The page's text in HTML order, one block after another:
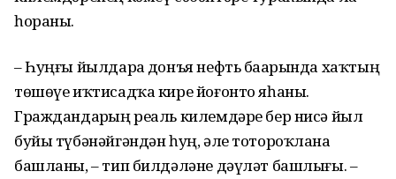
һораны.
– Һуңғы йылдарҙа донъя нефть баҙарында хаҡтың
төшөүе иҡтисадҡа кире йоғонто яһаны.
Граждандарҙың реаль килемдәре бер нисә йыл
буйы түбәнәйгәндән һуң, әле тотороҡлана
башланы, – тип билдәләне дәүләт башлығы. –